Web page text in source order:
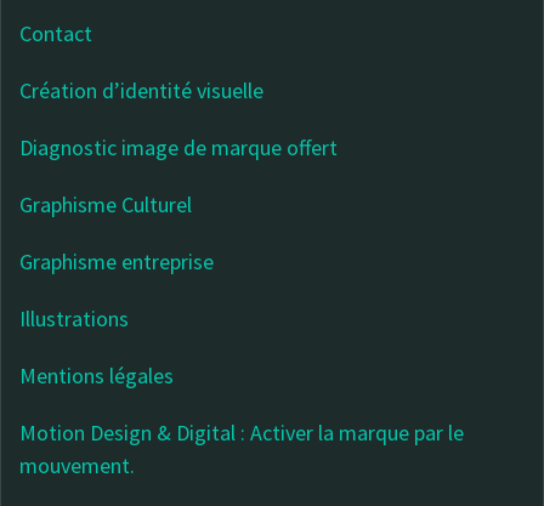
Contact
Création d’identité visuelle
Diagnostic image de marque offert
Graphisme Culturel
Graphisme entreprise
Illustrations
Mentions légales
Motion Design & Digital : Activer la marque par le
mouvement.